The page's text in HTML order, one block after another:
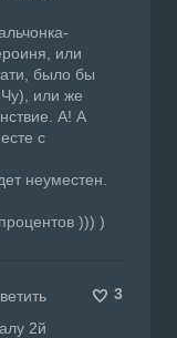
или
было бы
или же
А! А
с
неуместен.
))) )
3
2й